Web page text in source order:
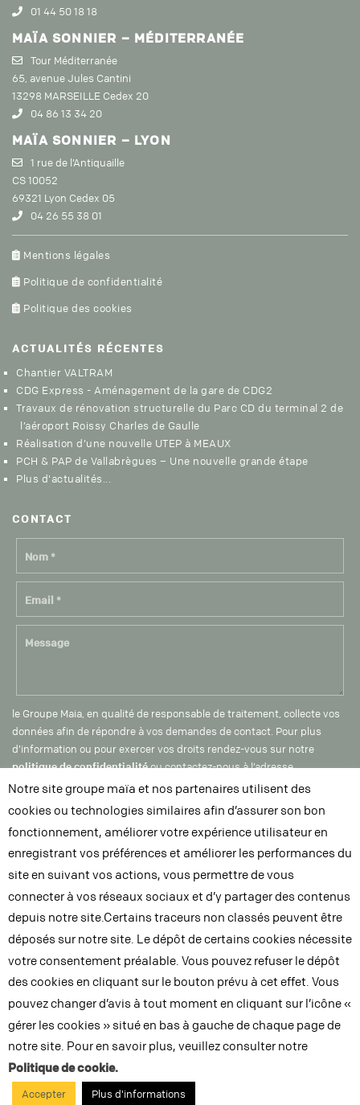
01 44 50 18 18
MAÏA SONNIER – MÉDITERRANÉE
Tour Méditerranée
65, avenue Jules Cantini
13298 MARSEILLE Cedex 20
04 86 13 34 20
MAÏA SONNIER – LYON
1 rue de l’Antiquaille
CS 10052
69321 Lyon Cedex 05
04 26 55 38 01
Mentions légales
Politique de confidentialité
Politique des cookies
ACTUALITÉS RÉCENTES
Chantier VALTRAM
CDG Express - Aménagement de la gare de CDG2
Travaux de rénovation structurelle du Parc CD du terminal 2 de
l’aéroport Roissy Charles de Gaulle
Réalisation d’une nouvelle UTEP à MEAUX
PCH & PAP de Vallabrègues – Une nouvelle grande étape
Plus d'actualités...
CONTACT
le Groupe Maia, en qualité de responsable de traitement, collecte vos
données afin de répondre à vos demandes de contact. Pour plus
d’information ou pour exercer vos droits rendez-vous sur notre
politique de confidentialitéou contactez-nous à l’adresse
dpo@groupe-maia.com
INFRASTRUCTURES
ET ENVIRONNEMENT
IMMOBILIER
PATRIMOINE
ET ART DE VIVRE
Notre site groupe maïa et nos partenaires utilisent des
cookies ou technologies similaires afin d’assurer son bon
fonctionnement, améliorer votre expérience utilisateur en
enregistrant vos préférences et améliorer les performances du
site en suivant vos actions, vous permettre de vous
connecter à vos réseaux sociaux et d’y partager des contenus
depuis notre site.Certains traceurs non classés peuvent être
déposés sur notre site. Le dépôt de certains cookies nécessite
votre consentement préalable. Vous pouvez refuser le dépôt
des cookies en cliquant sur le bouton prévu à cet effet. Vous
pouvez changer d’avis à tout moment en cliquant sur l’icône «
gérer les cookies » situé en bas à gauche de chaque page de
notre site. Pour en savoir plus, veuillez consulter notre
Politique de cookie.
Accepter Plus d'informations